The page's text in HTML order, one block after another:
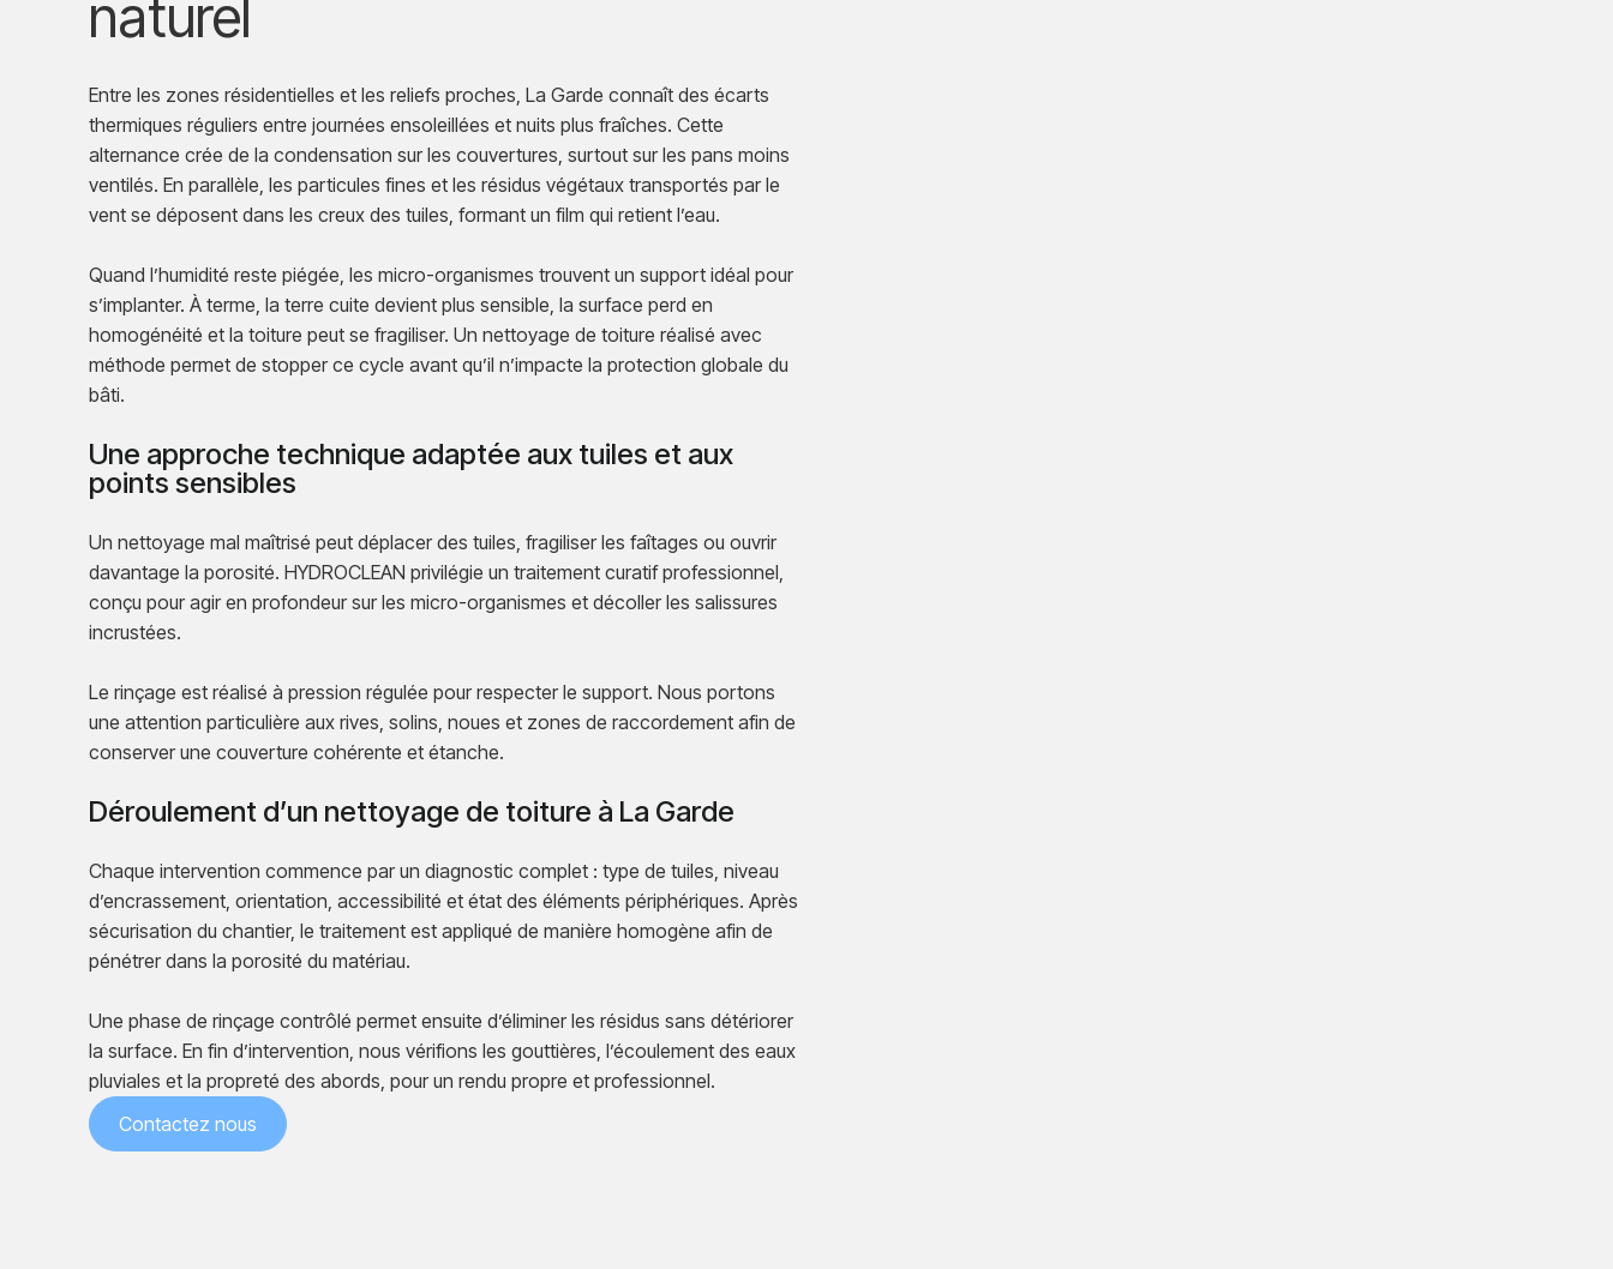
naturel
Entre les zones résidentielles et les reliefs proches, La Garde connaît des écarts
thermiques réguliers entre journées ensoleillées et nuits plus fraîches. Cette
alternance crée de la condensation sur les couvertures, surtout sur les pans moins
ventilés. En parallèle, les particules fines et les résidus végétaux transportés par le
vent se déposent dans les creux des tuiles, formant un film qui retient l’eau.
Quand l’humidité reste piégée, les micro-organismes trouvent un support idéal pour
s’implanter. À terme, la terre cuite devient plus sensible, la surface perd en
homogénéité et la toiture peut se fragiliser. Un nettoyage de toiture réalisé avec
méthode permet de stopper ce cycle avant qu’il n’impacte la protection globale du
bâti.
Une approche technique adaptée aux tuiles et aux
points sensibles
Un nettoyage mal maîtrisé peut déplacer des tuiles, fragiliser les faîtages ou ouvrir
davantage la porosité. HYDROCLEAN privilégie un traitement curatif professionnel,
conçu pour agir en profondeur sur les micro-organismes et décoller les salissures
incrustées.
Le rinçage est réalisé à pression régulée pour respecter le support. Nous portons
une attention particulière aux rives, solins, noues et zones de raccordement afin de
conserver une couverture cohérente et étanche.
Déroulement d’un nettoyage de toiture à La Garde
Chaque intervention commence par un diagnostic complet : type de tuiles, niveau
d’encrassement, orientation, accessibilité et état des éléments périphériques. Après
sécurisation du chantier, le traitement est appliqué de manière homogène afin de
pénétrer dans la porosité du matériau.
Une phase de rinçage contrôlé permet ensuite d’éliminer les résidus sans détériorer
la surface. En fin d’intervention, nous vérifions les gouttières, l’écoulement des eaux
pluviales et la propreté des abords, pour un rendu propre et professionnel.
Contactez nous